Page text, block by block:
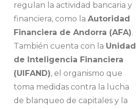
regulan la actividad bancaria y
financiera, como la Autoridad
Financiera de Andorra (AFA).
También cuenta con la Unidad
de Inteligencia Financiera
(UIFAND), el organismo que
toma medidas contra la lucha
de blanqueo de capitales y la